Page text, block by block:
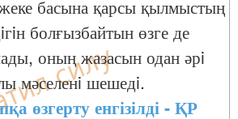
басына қарсы қылмыстың
болғызбайтын өзге де
оның жазасын одан әрi
мәселенi шешедi.
өзгерту енгізілді - ҚР